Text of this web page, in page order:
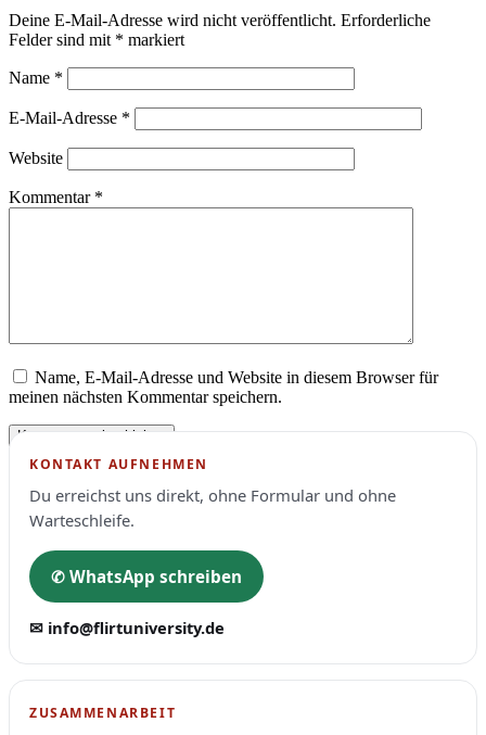
Deine E-Mail-Adresse wird nicht veröffentlicht. Erforderliche
Felder sind mit * markiert
Name *
E-Mail-Adresse *
Website
Kommentar *
Dieses
bitte
leer
lassen
Name, E-Mail-Adresse und Website in diesem Browser für
meinen nächsten Kommentar speichern.
KONTAKT AUFNEHMEN
Du erreichst uns direkt, ohne Formular und ohne
Warteschleife.
✆ WhatsApp schreiben
✉ info@flirtuniversity.de
ZUSAMMENARBEIT